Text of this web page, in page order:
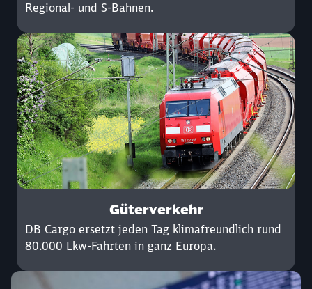
Regional- und S-Bahnen.
Güterverkehr
DB Cargo ersetzt jeden Tag klimafreundlich rund
80.000 Lkw-Fahrten in ganz Europa.